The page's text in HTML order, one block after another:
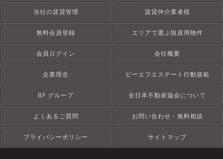
当社の賃貸管理 賃貸仲介業者様
無料会員登録 エリアで選ぶ投資用物件
会員ログイン 会社概要
企業理念 ビーエフエステート行動規範
BF グループ 全日本不動産協会について
よくあるご質問 お問い合わせ・無料相談
プライバシーポリシー サイトマップ